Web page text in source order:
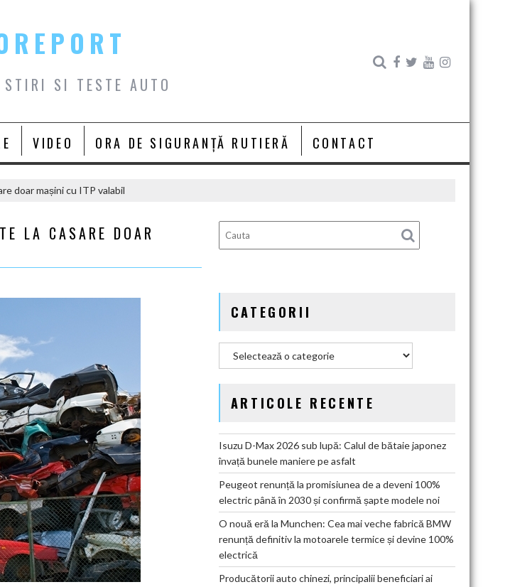
SI TESTE AUTO
VIDEO ORA DE SIGURANȚĂ RUTIERĂ CONTACT
doar mașini cu ITP valabil
LA CASARE DOAR
CATEGORII
ARTICOLE RECENTE
Isuzu D-Max 2026 sub lupă: Calul de bătaie japonez
învață bunele maniere pe asfalt
Peugeot renunță la promisiunea de a deveni 100%
electric până în 2030 și confirmă șapte modele noi
O nouă eră la Munchen: Cea mai veche fabrică BMW
renunță definitiv la motoarele termice și devine 100%
electrică
Producătorii auto chinezi, principalii beneficiari ai